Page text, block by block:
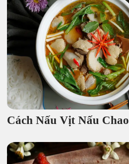
Cách Nấu Vịt Nấu Chao